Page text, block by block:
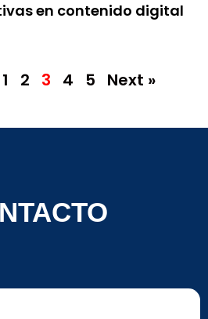
en contenido digital
1 2 3 4 5 Next »